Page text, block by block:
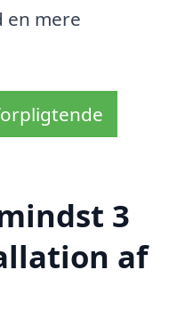
en mere
3
af